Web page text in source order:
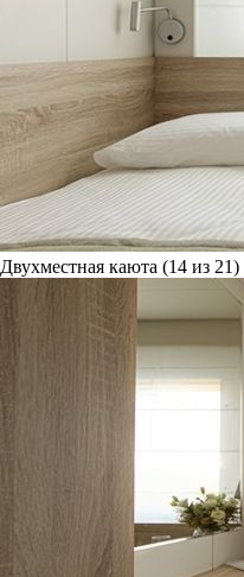
Двухместная каюта (14 из 21)